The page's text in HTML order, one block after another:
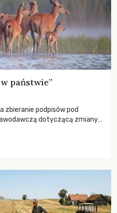
państwie”
zbieranie podpisów pod
dotyczącą zmiany
dla przyrody i zwierząt,
Polsce.